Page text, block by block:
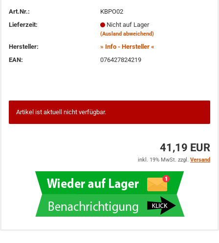
Art.Nr.:
KBPO02
Lieferzeit:
Nicht auf Lager
(Ausland abweichend)
Hersteller:
» Info - Hersteller «
EAN:
076427824219
Artikel ist aktuell nicht verfügbar.
41,19 EUR
inkl. 19% MwSt. zzgl. Versand